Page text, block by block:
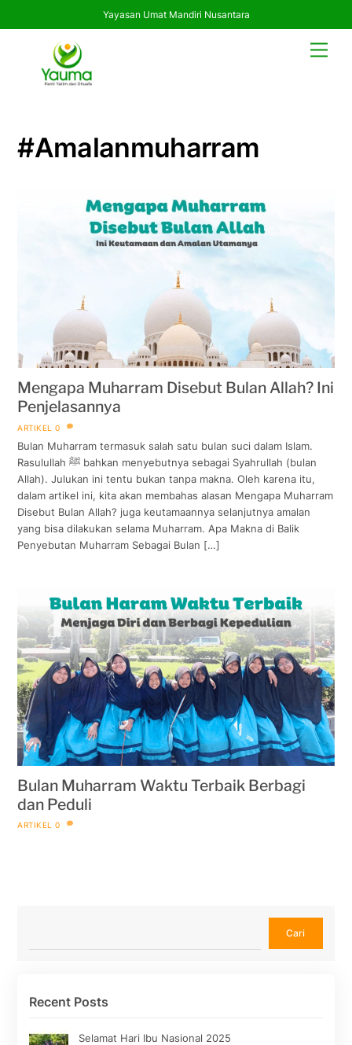
Yayasan Umat Mandiri Nusantara
#amalanmuharram
Mengapa Muharram Disebut Bulan Allah? Ini
Penjelasannya
ARTIKEL 0
Bulan Muharram termasuk salah satu bulan suci dalam Islam.
Rasulullah ﷺ bahkan menyebutnya sebagai Syahrullah (bulan
Allah). Julukan ini tentu bukan tanpa makna. Oleh karena itu,
dalam artikel ini, kita akan membahas alasan Mengapa Muharram
Disebut Bulan Allah? juga keutamaannya selanjutnya amalan
yang bisa dilakukan selama Muharram. Apa Makna di Balik
Penyebutan Muharram Sebagai Bulan […]
Bulan Muharram Waktu Terbaik Berbagi
dan Peduli
ARTIKEL 0
Cari
Recent Posts
Selamat Hari Ibu Nasional 2025